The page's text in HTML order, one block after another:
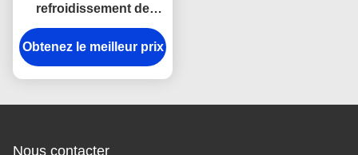
refroidissement de
rassemblement d'acier
inoxydable de
convoyeurs de
vitesse réglable
Obtenez le meilleur prix
Nous contacter